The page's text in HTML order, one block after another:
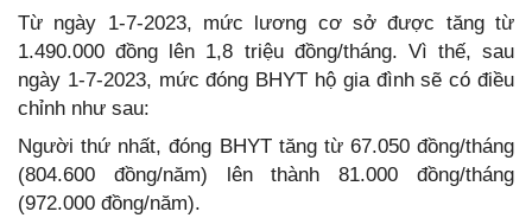
Từ ngày 1-7-2023, mức lương cơ sở được tăng từ
1.490.000 đồng lên 1,8 triệu đồng/tháng. Vì thế, sau
ngày 1-7-2023, mức đóng BHYT hộ gia đình sẽ có điều
chỉnh như sau:
Người thứ nhất, đóng BHYT tăng từ 67.050 đồng/tháng
(804.600 đồng/năm) lên thành 81.000 đồng/tháng
(972.000 đồng/năm).